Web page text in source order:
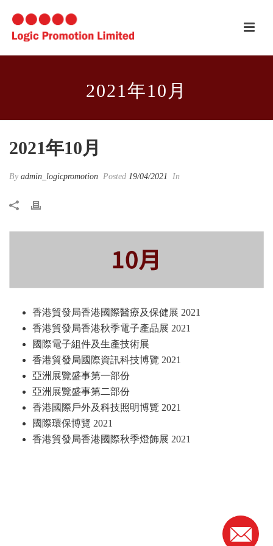
2021年10月
2021年10月
By admin_logicpromotion Posted 19/04/2021 In
香港貿發局香港國際醫療及保健展 2021
香港貿發局香港秋季電子產品展 2021
國際電子組件及生產技術展
香港貿發局國際資訊科技博覽 2021
亞洲展覽盛事第一部份
亞洲展覽盛事第二部份
香港國際戶外及科技照明博覽 2021
國際環保博覽 2021
香港貿發局香港國際秋季燈飾展 2021